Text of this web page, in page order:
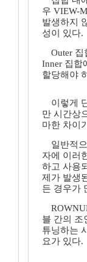
우 VIEW-
발생하지
성이 있다.
Outer 집
Inner 집합
할당해야
이렇게
만 시간상
마한 차이
일반적
자에 이러
하고 사용
제가 발생
든 경우가
블 간의 조
튜닝하는
요가 있다.